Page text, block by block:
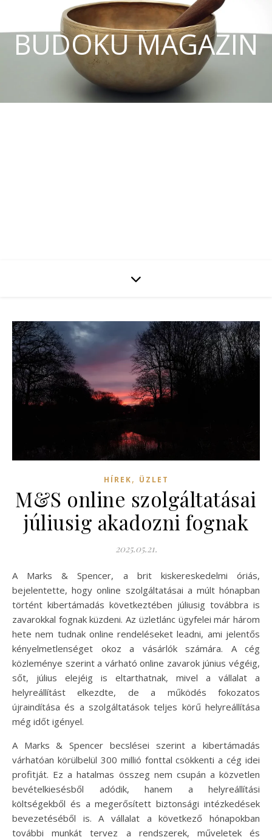
BUDOKU MAGAZIN
HÍREK, ÜZLET
M&S online szolgáltatásai
júliusig akadozni fognak
2025.05.21.
A Marks & Spencer, a brit kiskereskedelmi óriás,
bejelentette, hogy online szolgáltatásai a múlt hónapban
történt kibertámadás következtében júliusig továbbra is
zavarokkal fognak küzdeni. Az üzletlánc ügyfelei már három
hete nem tudnak online rendeléseket leadni, ami jelentős
kényelmetlenséget okoz a vásárlók számára. A cég
közleménye szerint a várható online zavarok június végéig,
sőt, július elejéig is eltarthatnak, mivel a vállalat a
helyreállítást elkezdte, de a működés fokozatos
újraindítása és a szolgáltatások teljes körű helyreállítása
még időt igényel.
A Marks & Spencer becslései szerint a kibertámadás
várhatóan körülbelül 300 millió fonttal csökkenti a cég idei
profitját. Ez a hatalmas összeg nem csupán a közvetlen
bevételkiesésből adódik, hanem a helyreállítási
költségekből és a megerősített biztonsági intézkedések
bevezetéséből is. A vállalat a következő hónapokban
további munkát tervez a rendszerek, műveletek és